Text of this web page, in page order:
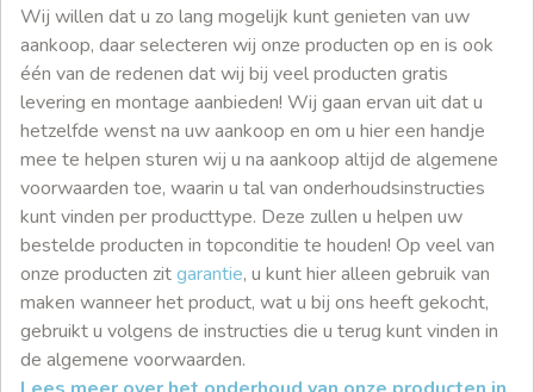
Wij willen dat u zo lang mogelijk kunt genieten van uw
aankoop, daar selecteren wij onze producten op en is ook
één van de redenen dat wij bij veel producten gratis
levering en montage aanbieden! Wij gaan ervan uit dat u
hetzelfde wenst na uw aankoop en om u hier een handje
mee te helpen sturen wij u na aankoop altijd de algemene
voorwaarden toe, waarin u tal van onderhoudsinstructies
kunt vinden per producttype. Deze zullen u helpen uw
bestelde producten in topconditie te houden! Op veel van
onze producten zitgarantie, u kunt hier alleen gebruik van
maken wanneer het product, wat u bij ons heeft gekocht,
gebruikt u volgens de instructies die u terug kunt vinden in
de algemene voorwaarden.